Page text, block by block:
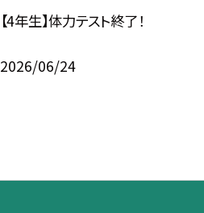
【4年生】体力テスト終了！
2026/06/24